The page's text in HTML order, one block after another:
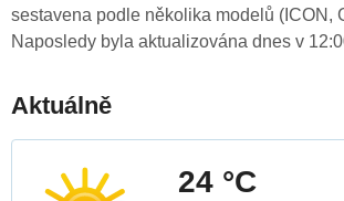
sestavena podle několika modelů (ICON,
Naposledy byla aktualizována dnes v
Aktuálně
24 °C